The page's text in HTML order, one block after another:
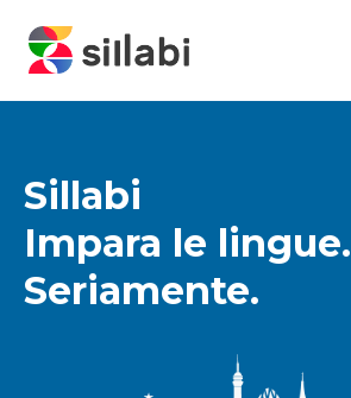
Sillabi
Impara le lingue.
Seriamente.